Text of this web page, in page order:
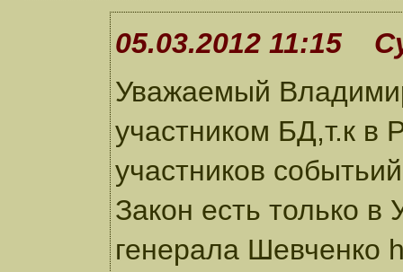
05.03.2012 11:15
Уважаемый
участником БД,т.к в
участников
Закон есть только в
генерала Шевченко